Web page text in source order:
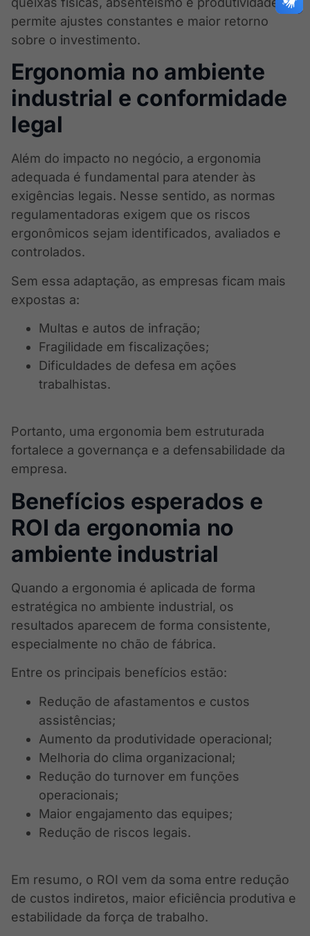
permite ajustes constantes e maior retorno
sobre o investimento.
Ergonomia no ambiente
industrial e conformidade
legal
Além do impacto no negócio, a ergonomia
adequada é fundamental para atender às
exigências legais. Nesse sentido, as normas
regulamentadoras exigem que os riscos
ergonômicos sejam identificados, avaliados e
controlados.
Sem essa adaptação, as empresas ficam mais
expostas a:
Multas e autos de infração;
Fragilidade em fiscalizações;
Dificuldades de defesa em ações
trabalhistas.
Portanto, uma ergonomia bem estruturada
fortalece a governança e a defensabilidade da
empresa.
Benefícios esperados e
ROI da ergonomia no
ambiente industrial
Quando a ergonomia é aplicada de forma
estratégica no ambiente industrial, os
resultados aparecem de forma consistente,
especialmente no chão de fábrica.
Entre os principais benefícios estão:
Redução de afastamentos e custos
assistências;
Aumento da produtividade operacional;
Melhoria do clima organizacional;
Redução do turnover em funções
operacionais;
Maior engajamento das equipes;
Redução de riscos legais.
Em resumo, o ROI vem da soma entre redução
de custos indiretos, maior eficiência produtiva e
estabilidade da força de trabalho.